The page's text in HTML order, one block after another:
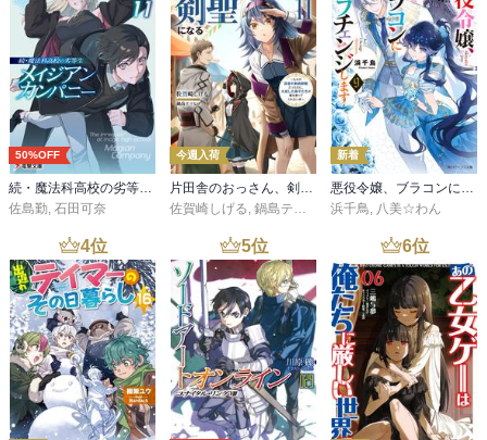
50%OFF
続・魔法科高校の劣等生 メイジアン・カンパニー(11)
佐島勤, 石田可奈
今週入荷
片田舎のおっさん、剣聖になる 11 ～ただの田舎の剣術師範だったのに、大成した弟子たちが俺を放ってくれない件～
佐賀崎しげる, 鍋島テツヒロ
新着
悪役令嬢、ブラコンにジョブチェンジします９【電子特典付き】
浜千鳥, 八美☆わん
4位 5位 6位